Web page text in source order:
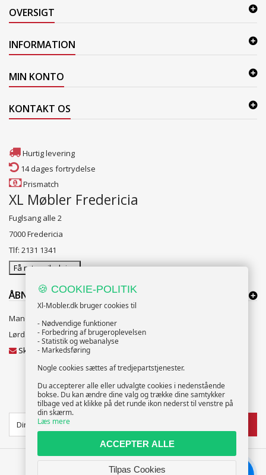
OVERSIGT
INFORMATION
MIN KONTO
KONTAKT OS
Hurtig levering
14 dages fortrydelse
Prismatch
XL Møbler Fredericia
Fuglsang alle 2
7000 Fredericia
Tlf: 2131 1341
Få rutevejledning
ÅBNINGSTIDER:
Mandag til Fredag 10:00 til 18:00
Lørdag og Søndag 10:00 til 16:00
Skriv til vores kundeservice
NYHEDSBREV
🍪 COOKIE-POLITIK
Xl-Mobler.dk bruger cookies til
- Nødvendige funktioner
- Forbedring af brugeroplevelsen
- Statistik og webanalyse
- Markedsføring
Nogle cookies sættes af tredjepartstjenester.
Du accepterer alle eller udvalgte cookies i nedenstående
bokse. Du kan ændre dine valg og trække dine samtykker
tilbage ved at klikke på det runde ikon nederst til venstre på
din skærm.
Læs mere
ACCEPTER ALLE
Tilpas Cookies